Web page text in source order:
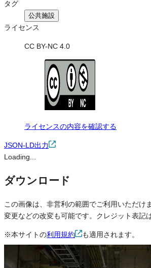
タグ
公共施設
ライセンス
CC BY-NC 4.0
ライセンスの内容を確認する
JSON-LD出力
Loading...
ダウンロード
この画像は、非営利の範囲でご利用いただけ
変更などの改変も可能です。クレジット表記
※本サイトの利用規約 も適用されます。